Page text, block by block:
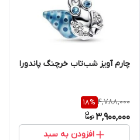
چارم آویز شب‌تاب خرچنگ پاندورا
4,788,000
18%
3,900,000
افزودن به سبد